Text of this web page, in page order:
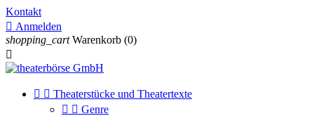
Kontakt
 Anmelden
shopping_cart Warenkorb (0)

  Theaterstücke und Theatertexte
  Genre